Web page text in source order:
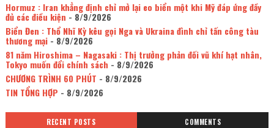
Hormuz : Iran khẳng định chỉ mở lại eo biển một khi Mỹ đáp ứng đầy
đủ các điều kiện - 8/9/2026
Biển Đen : Thổ Nhĩ Kỳ kêu gọi Nga và Ukraina đình chỉ tấn công tàu
thương mại- 8/9/2026
81 năm Hiroshima – Nagasaki : Thị trưởng phản đối vũ khí hạt nhân,
Tokyo muốn đổi chính sách - 8/9/2026
CHƯƠNG TRÌNH 60 PHÚT - 8/9/2026
TIN TỔNG HỢP - 8/9/2026
RECENT POSTS COMMENTS